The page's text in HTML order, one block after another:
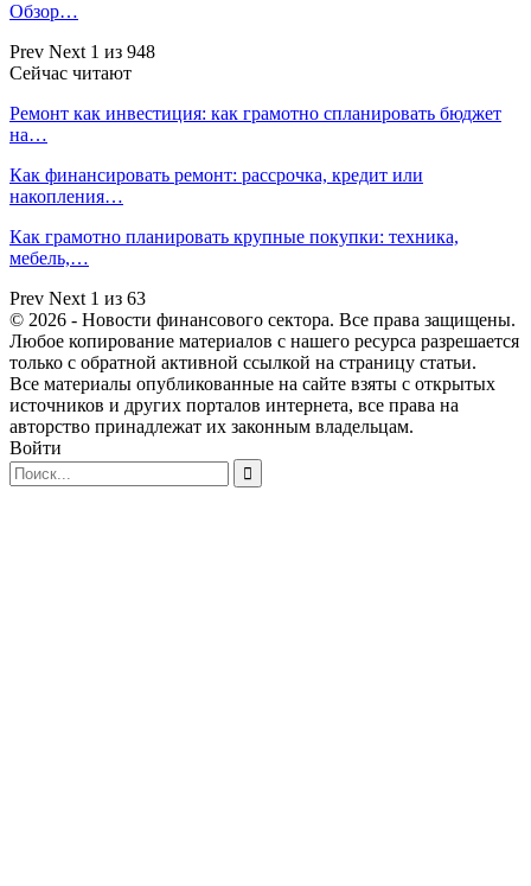
Обзор…
Prev Next 1 из 948
Сейчас читают
Ремонт как инвестиция: как грамотно спланировать бюджет
на…
Как финансировать ремонт: рассрочка, кредит или
накопления…
Как грамотно планировать крупные покупки: техника,
мебель,…
Prev Next 1 из 63
© 2026 - Новости финансового сектора. Все права защищены.
Любое копирование материалов с нашего ресурса разрешается
только с обратной активной ссылкой на страницу статьи.
Все материалы опубликованные на сайте взяты с открытых
источников и других порталов интернета, все права на
авторство принадлежат их законным владельцам.
Войти